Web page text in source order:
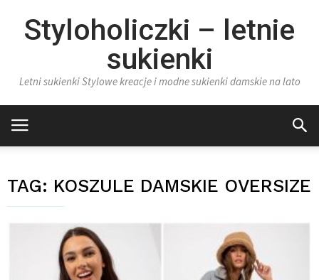
Styloholiczki – letnie
sukienki
Letni sukienki Stylowe kreacje i modne sukienki damskie na lato
TAG: KOSZULE DAMSKIE OVERSIZE